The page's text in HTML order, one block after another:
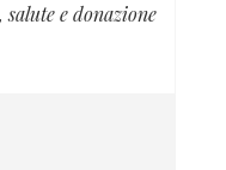
e donazione